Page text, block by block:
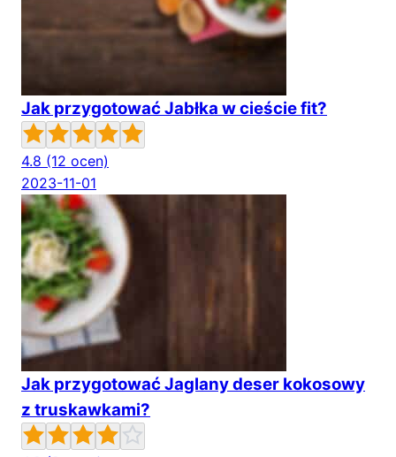
Jak przygotować Jabłka w cieście fit?
4.8 (12 ocen)
2023-11-01
Jak przygotować Jaglany deser kokosowy
z truskawkami?